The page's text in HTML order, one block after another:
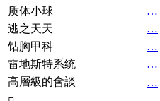
质体小球
…
逃之天天
…
钻胸甲科
…
雷地斯特系统
…
高層級的會談
…